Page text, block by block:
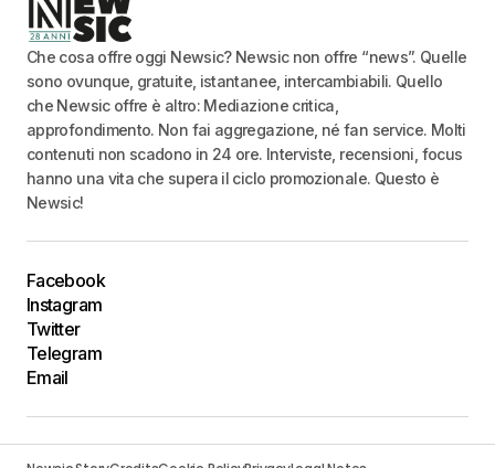
Che cosa offre oggi Newsic? Newsic non offre “news”. Quelle
sono ovunque, gratuite, istantanee, intercambiabili. Quello
che Newsic offre è altro: Mediazione critica,
approfondimento. Non fai aggregazione, né fan service. Molti
contenuti non scadono in 24 ore. Interviste, recensioni, focus
hanno una vita che supera il ciclo promozionale. Questo è
Newsic!
Facebook
Instagram
Twitter
Telegram
Email